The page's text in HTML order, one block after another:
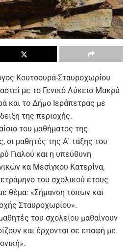
Κουτσουρά-Σταυροχωρίου
με το Γενικό Λύκειο Μακρύ
και το Δήμο Ιεράπετρας με
της περιοχής.
του μαθήματος της
οι μαθητές της Α΄ τάξης του
Γιαλού και η υπεύθυνη
κα Μεσίγκου Κατερίνα,
του σχολικού έτους
θέμα: «Σήμανση τόπων και
Σταυροχωρίου».
του σχολείου μαθαίνουν
και έρχονται σε επαφή με